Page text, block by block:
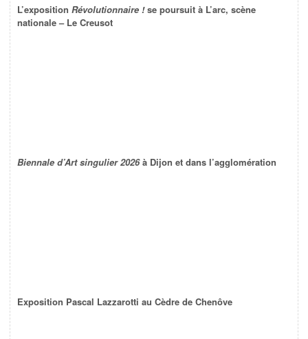
L’exposition Révolutionnaire !se poursuit à L’arc, scène
nationale – Le Creusot
Biennale d’Art singulier 2026à Dijon et dans l’agglomération
Exposition Pascal Lazzarotti au Cèdre de Chenôve